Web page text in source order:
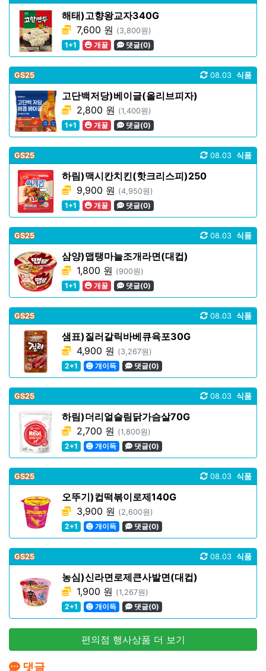
해태)고향왕교자340G
7,600 원 (3,800원)
1+1
개꿀 댓글(0)
GS25 식품
08.03
고단백저당)베이글(올리브피자)
2,800 원 (1,400원)
1+1
개꿀 댓글(0)
GS25 식품
08.03
하림)맥시칸치킨(핫크리스피)250
9,900 원 (4,950원)
1+1
개꿀 댓글(0)
GS25 식품
08.03
삼양)맵탱마늘조개라면(대컵)
1,800 원 (900원)
1+1
개꿀 댓글(0)
GS25 식품
08.03
샘표)질러갈릭바베큐육포30G
4,900 원 (3,267원)
2+1
개이득 댓글(0)
GS25 식품
08.03
하림)더리얼슬림닭가슴살70G
2,700 원 (1,800원)
2+1
개이득 댓글(0)
GS25 식품
08.03
오뚜기)컵떡볶이로제140G
3,900 원 (2,600원)
2+1
개이득 댓글(0)
GS25 식품
08.03
농심)신라면로제큰사발면(대컵)
1,900 원 (1,267원)
2+1
개이득 댓글(0)
편의점 행사상품 더 보기
댓글